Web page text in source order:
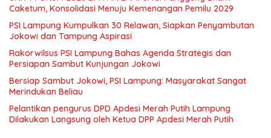
Caketum, Konsolidasi Menuju Kemenangan Pemilu 2029
PSI Lampung Kumpulkan 30 Relawan, Siapkan Penyambutan
Jokowi dan Tampung Aspirasi
Rakorwilsus PSI Lampung Bahas Agenda Strategis dan
Persiapan Sambut Kunjungan Jokowi
Bersiap Sambut Jokowi, PSI Lampung: Masyarakat Sangat
Merindukan Beliau
Pelantikan pengurus DPD Apdesi Merah Putih Lampung
Dilakukan Langsung oleh Ketua DPP Apdesi Merah Putih